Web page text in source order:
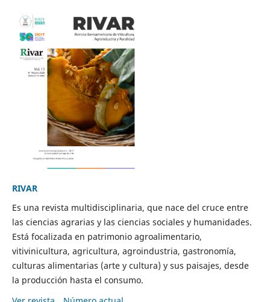
RIVAR
Es una revista multidisciplinaria, que nace del cruce entre
las ciencias agrarias y las ciencias sociales y humanidades.
Está focalizada en patrimonio agroalimentario,
vitivinicultura, agricultura, agroindustria, gastronomía,
culturas alimentarias (arte y cultura) y sus paisajes, desde
la producción hasta el consumo.